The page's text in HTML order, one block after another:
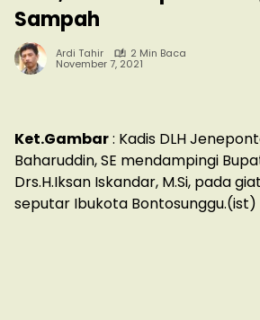
Sampah
Ardi Tahir 2 Min Baca
November 7, 2021
Ket.Gambar: Kadis DLH
Baharuddin, SE mendampingi
Drs.H.Iksan Iskandar, M.Si, pada
seputar Ibukota Bontosunggu.(ist)